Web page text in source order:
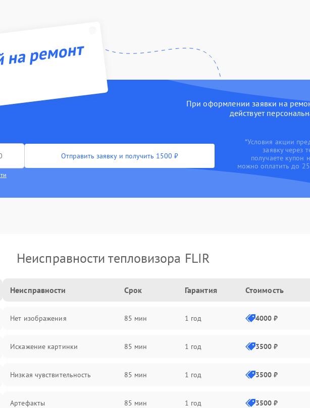
ремонт
При оформлении заявки на
действует
Отправить заявку и получить 1500 ₽
*Условия акции
заявку через
получаете купон
можно оплатить до
Неисправности тепловизора FLIR
Неисправности Срок Гарантия Стоимость
Нет изображения 85 мин 1 год 4000 ₽
Искажение картинки 85 мин 1 год 3500 ₽
Низкая чувствительность 85 мин 1 год 3500 ₽
Артефакты 85 мин 1 год 3500 ₽